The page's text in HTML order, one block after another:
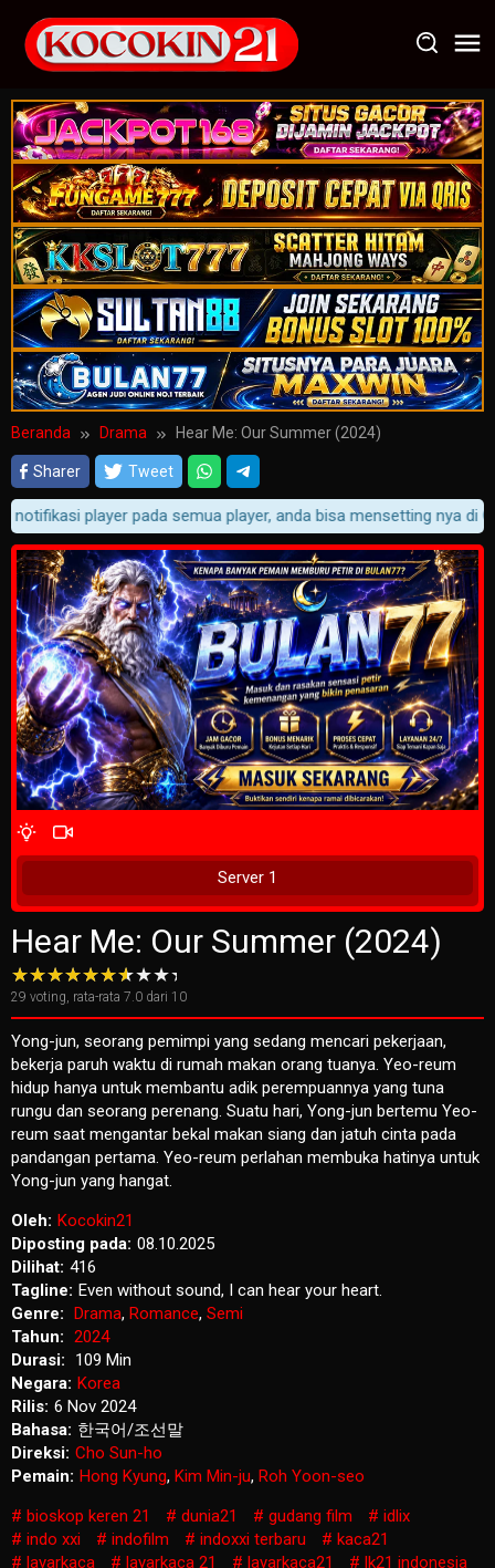
konten
Beranda Drama Hear Me: Our Summer (2024)
Sharer Tweet
player pada semua player, anda bisa mensetting nya di
Tunggu 2 Detik
4 Wait Time
Server 1
Hear Me: Our Summer (2024)
29 voting, rata-rata 7.0 dari 10
Yong-jun, seorang pemimpi yang sedang mencari pekerjaan,
bekerja paruh waktu di rumah makan orang tuanya. Yeo-reum
hidup hanya untuk membantu adik perempuannya yang tuna
rungu dan seorang perenang. Suatu hari, Yong-jun bertemu Yeo-
reum saat mengantar bekal makan siang dan jatuh cinta pada
pandangan pertama. Yeo-reum perlahan membuka hatinya untuk
Yong-jun yang hangat.
Oleh: Kocokin21
Diposting pada: 08.10.2025
Dilihat: 416
Tagline: Even without sound, I can hear your heart.
Genre:
Drama, Romance, Semi
Tahun: 2024
Durasi:
109 Min
Negara: Korea
Rilis: 6 Nov 2024
Bahasa: 한국어/조선말
Direksi: Cho Sun-ho
Pemain: Hong Kyung, Kim Min-ju, Roh Yoon-seo
bioskop keren 21
dunia21 gudang film
idlix
indo xxi
indofilm indoxxi terbaru
kaca21
layarkaca
layarkaca 21 layarkaca21
lk21 indonesia